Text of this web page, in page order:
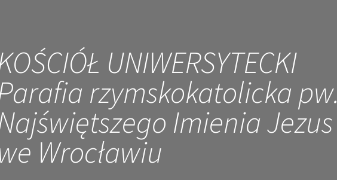
UNIWERSYTECKI
rzymskokatolicka pw.
Imienia Jezus
Wrocławiu